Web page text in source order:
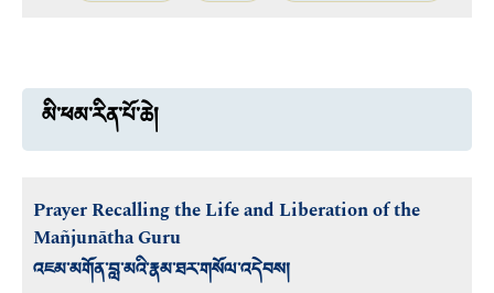
མི་ཕམ་རིན་པོ་ཆེ།
Prayer Recalling the Life and Liberation of the
Mañjunātha Guru
འཇམ་མགོན་བླ་མའི་རྣམ་ཐར་གསོལ་འདེབས།